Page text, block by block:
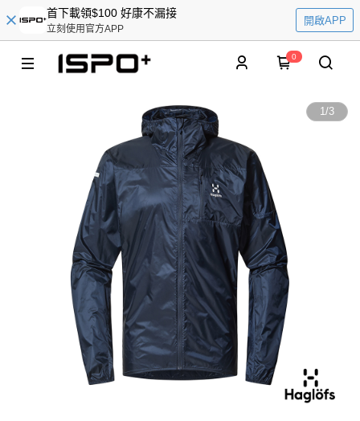
首下載領$100 好康不漏接
立刻使用官方APP
開啟APP
0
1/3